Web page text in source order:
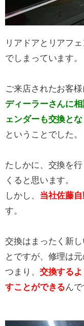
リアドアとリアフ
でしまっています。
ご来店されたお客様
ディーラーさんに相
ェンダーも交換と
ということでした。
たしかに、交換を
くると思います。
しかし、 当社佐藤
す。
交換はまったく新
とですが、修理は
つまり、 交換する
すことができるんで